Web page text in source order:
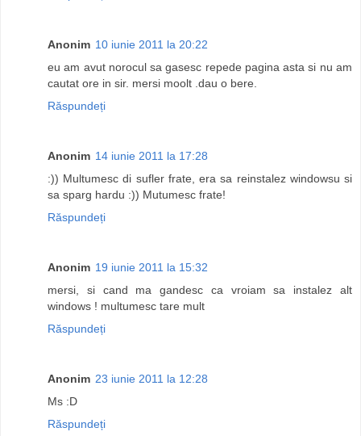
Anonim 10 iunie 2011 la 20:22
eu am avut norocul sa gasesc repede pagina asta si nu am
cautat ore in sir. mersi moolt .dau o bere.
Răspundeți
Anonim 14 iunie 2011 la 17:28
:)) Multumesc di sufler frate, era sa reinstalez windowsu si
sa sparg hardu :)) Mutumesc frate!
Răspundeți
Anonim 19 iunie 2011 la 15:32
mersi, si cand ma gandesc ca vroiam sa instalez alt
windows ! multumesc tare mult
Răspundeți
Anonim 23 iunie 2011 la 12:28
Ms :D
Răspundeți